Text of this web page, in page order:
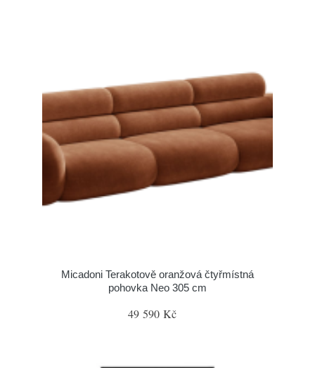
Micadoni Terakotově oranžová čtyřmístná
pohovka Neo 305 cm
49 590 Kč